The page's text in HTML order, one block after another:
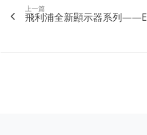
上一篇
飛利浦全新顯示器系列